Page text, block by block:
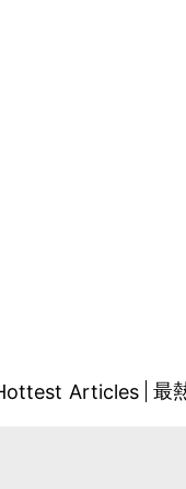
Articles 最